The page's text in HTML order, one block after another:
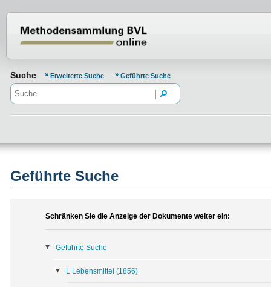
Suche Erweiterte Suche Geführte Suche
Geführte Suche
Schränken Sie die Anzeige der Dokumente weiter ein:
Geführte Suche
L Lebensmittel (1856)